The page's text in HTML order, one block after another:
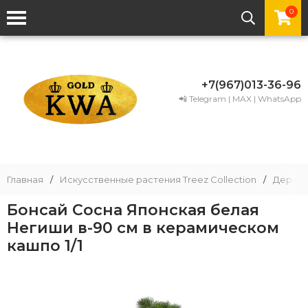
0
+7(967)013-36-96
📲 Telegram | MAX | WhatsApp
Главная / Искусственные растения Treez Collection /
Бонсай Сосна Японская белая
Негиши в-90 см в керамическом
кашпо 1/1